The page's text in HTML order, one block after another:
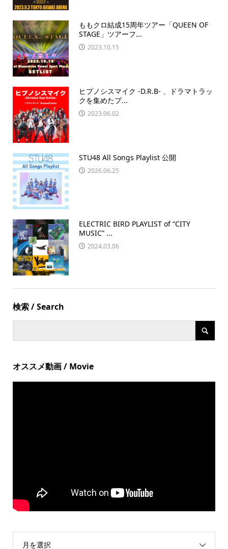
ももクロ結成15周年ツアー「QUEEN OF
STAGE」ツアーフ...
2023.10.15
ヒプノシスマイク -D.R.B- 、ドラマトラッ
クを集めたプ...
2023.06.02
STU48 All Songs Playlist 公開
2026.06.25
ELECTRIC BIRD PLAYLIST of “CITY
MUSIC” ...
2024.03.06
検索 / Search
オススメ動画 / Movie
月を選択